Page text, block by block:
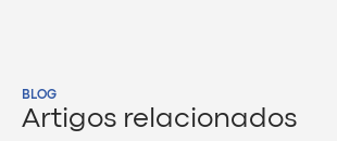
BLOG
Artigos relacionados